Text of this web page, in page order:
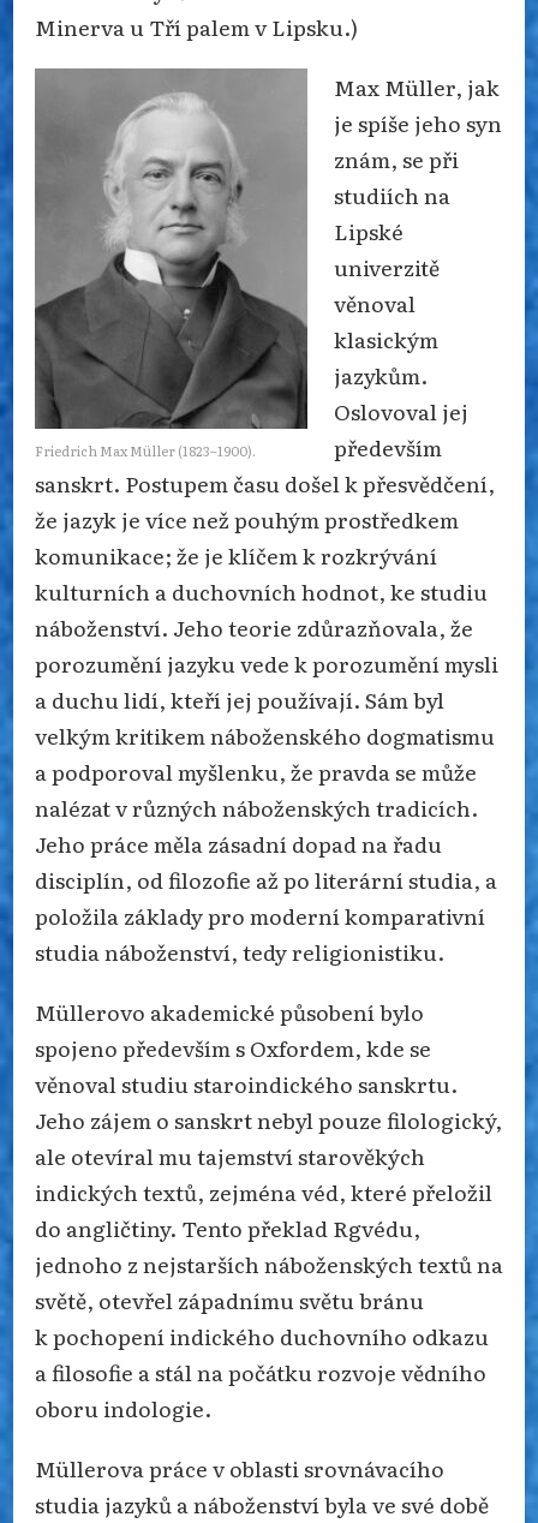
Minerva u Tří palem v Lipsku.)
Friedrich Max Müller (1823–1900).
Max Müller, jak
je spíše jeho syn
znám, se při
studiích na
Lipské
univerzitě
věnoval
klasickým
jazykům.
Oslovoval jej
především
sanskrt. Postupem času došel k přesvědčení,
že jazyk je více než pouhým prostředkem
komunikace; že je klíčem k rozkrývání
kulturních a duchovních hodnot, ke studiu
náboženství. Jeho teorie zdůrazňovala, že
porozumění jazyku vede k porozumění mysli
a duchu lidí, kteří jej používají. Sám byl
velkým kritikem náboženského dogmatismu
a podporoval myšlenku, že pravda se může
nalézat v různých náboženských tradicích.
Jeho práce měla zásadní dopad na řadu
disciplín, od filozofie až po literární studia, a
položila základy pro moderní komparativní
studia náboženství, tedy religionistiku.
Müllerovo akademické působení bylo
spojeno především s Oxfordem, kde se
věnoval studiu staroindického sanskrtu.
Jeho zájem o sanskrt nebyl pouze filologický,
ale otevíral mu tajemství starověkých
indických textů, zejména véd, které přeložil
do angličtiny. Tento překlad Rgvédu,
jednoho z nejstarších náboženských textů na
světě, otevřel západnímu světu bránu
k pochopení indického duchovního odkazu
a filosofie a stál na počátku rozvoje vědního
oboru indologie.
Müllerova práce v oblasti srovnávacího
studia jazyků a náboženství byla ve své době